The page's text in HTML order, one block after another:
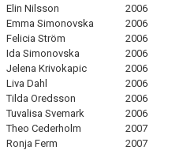
SHOP
DOKUMENT
Elin Nilsson
2006
Emma Simonovska
2006
Felicia Ström
2006
Ida Simonovska
2006
Jelena Krivokapic
2006
Liva Dahl
2006
Tilda Oredsson
2006
Tuvalisa Svemark
2006
Theo Cederholm
2007
Ronja Ferm
2007